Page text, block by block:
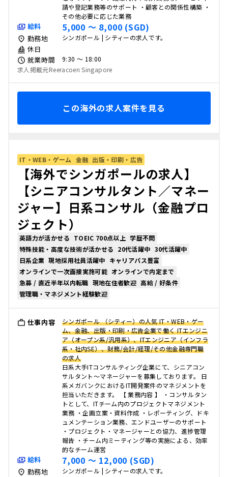
請や登記業務等のサポート ・顧客との関係性構築 ・
その他必要に応じた業務
給料 5,000 〜 8,000 (SGD)
勤務地 シンガポール | シティーの求人です。
休日
就業時間
9:30 〜 18:00
求人掲載元Reeracoen Singapore
この海外の求人案件を見る
IT・WEB・ゲーム 金融 出版・印刷・広告
【海外でシンガポールの求人】
【シニアコンサルタント／マネー
ジャー】日系コンサル（金融プロ
ジェクト）
英語力が活かせる TOEIC 700点以上 学歴不問
特殊技能・高度な技術が活かせる 20代活躍中 30代活躍中
日系企業 現地採用社員活躍中 キャリアパス豊富
オンラインで一次面接実施可能 オンラインで内定まで
急募 / 直近半年以内転職 現地在住者歓迎 高給 / 好条件
管理職・マネジメント経験歓迎
仕事内容
シンガポール （シティー）の人気 IT・WEB・ゲー
ム、金融、出版・印刷・広告企業で働く ITエンジニ
ア（オープン系/汎用系）、ITエンジニア（インフラ
系・社内SE）、財務/会計/経理/その他金融専門職
の求人
日系大手ITコンサルティング企業にて、シニアコン
サルタント～マネージャーを募集しております。 日
系メガバンクにおけるIT開発案件のマネジメントを
担当いただきます。 【 業務内容 】 ・コンサルタン
トとして、ITチーム内のプロジェクトマネジメント
業務 ・企画立案・資料作成 ・レポーティング、ドキ
ュメンテーション業務、エンドユーザーのサポート
・プロジェクト・マネージャーとの協力、進捗管理
報告 ・チーム内ミーティング等の実施による、効率
的なチーム運営
給料 7,000 〜 12,000 (SGD)
勤務地 シンガポール | シティーの求人です。